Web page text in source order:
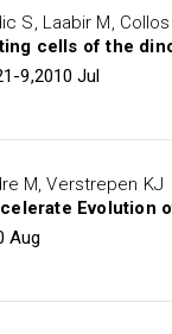
S, Laabir M,
cells of the
9,2010 Jul
M, Verstrepen KJ
Evolution
Aug